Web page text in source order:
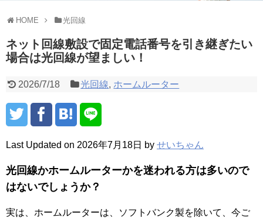
HOME 光回線
ネット回線敷設で固定電話番号を引き継ぎたい
場合は光回線が望ましい！
2026/7/18 光回線, ホームルーター
Last Updated on 2026年7月18日 by せいちゃん
光回線かホームルーターかを迷われる方は多いので
はないでしょうか？
実は、ホームルーターは、ソフトバンク製を除いて、今ご